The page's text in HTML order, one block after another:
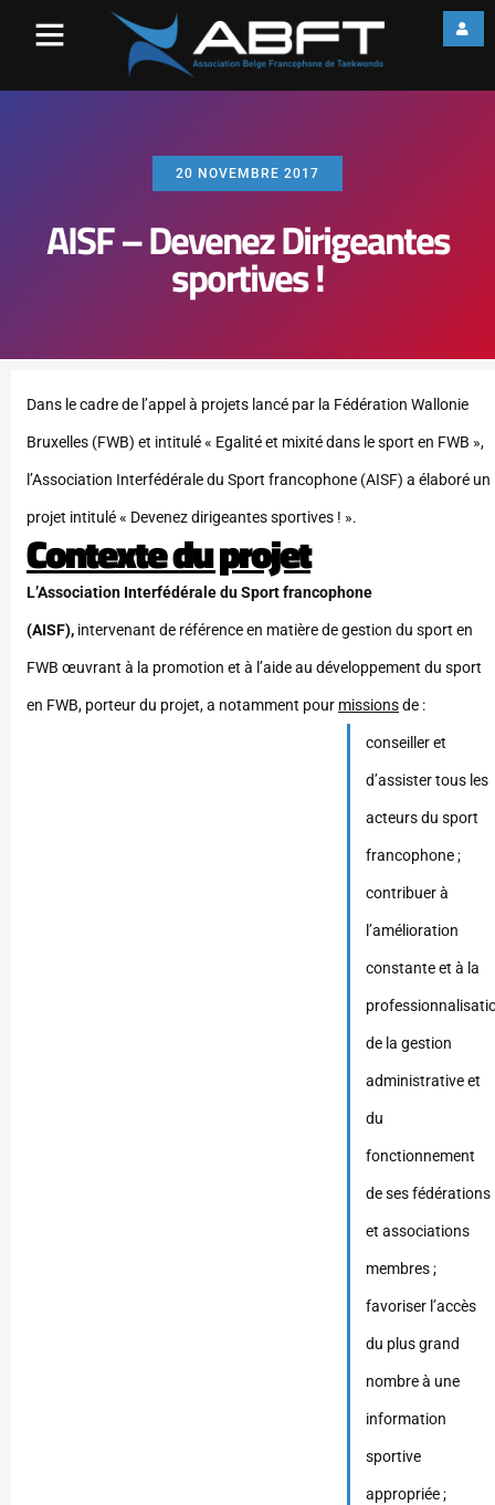
20 NOVEMBRE 2017
AISF – Devenez Dirigeantes
sportives !
Dans le cadre de l’appel à projets lancé par la Fédération Wallonie
Bruxelles (FWB) et intitulé « Egalité et mixité dans le sport en FWB »,
l’Association Interfédérale du Sport francophone (AISF) a élaboré un
projet intitulé « Devenez dirigeantes sportives ! ».
Contexte du projet
L’Association Interfédérale du Sport francophone
(AISF), intervenant de référence en matière de gestion du sport en
FWB œuvrant à la promotion et à l’aide au développement du sport
en FWB, porteur du projet, a notamment pour missionsde :
conseiller et
d’assister tous les
acteurs du sport
francophone ;
contribuer à
l’amélioration
constante et à la
de la gestion
administrative et
du
fonctionnement
de ses fédérations
et associations
membres ;
favoriser l’accès
du plus grand
nombre à une
information
sportive
appropriée ;